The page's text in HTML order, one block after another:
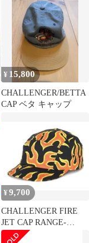
¥ 15,800
CHALLENGER/BETTA
CAP ベタ キャップ
¥9,700
CHALLENGER FIRE
JET CAP RANGE-
BLACK